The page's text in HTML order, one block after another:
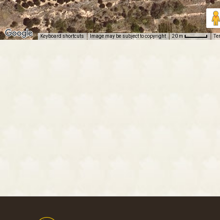
Keyboard shortcuts Image may be subject to copyright 20 m